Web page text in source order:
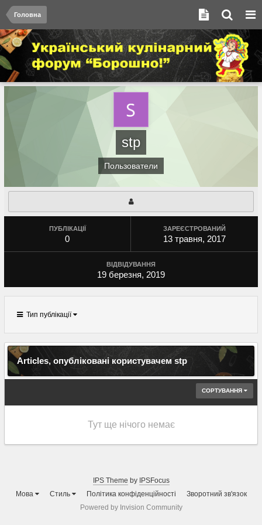
Головна
stp
Пользователи
ПУБЛІКАЦІЇ
0
ЗАРЕЄСТРОВАНИЙ
13 травня, 2017
ВІДВІДУВАННЯ
19 березня, 2019
Тип публікації
Articles, опубліковані користувачем stp
СОРТУВАННЯ
Тут ще нічого немає
IPS Theme by IPSFocus
Мова
Стиль Політика конфіденційності
Зворотний зв'язок
Powered by Invision Community